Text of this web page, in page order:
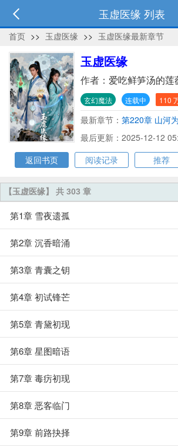
玉虚医缘 列表
首页 >> 玉虚医缘 >> 玉虚医缘最新章节
玉虚医缘
作者： 爱吃鲜笋汤的莲
玄幻魔法 连载中 110
最新章节： 第220章 山河
最后更新：2025-12-12
返回书页
阅读记录 推荐
【玉虚医缘】 共 303 章
第1章 雪夜遗孤
第2章 沉香暗涌
第3章 青囊之钥
第4章 初试锋芒
第5章 青黛初现
第6章 星图暗语
第7章 毒疠初现
第8章 恶客临门
第9章 前路抉择